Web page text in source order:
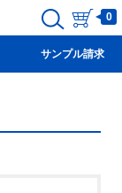
0
サンプル請求